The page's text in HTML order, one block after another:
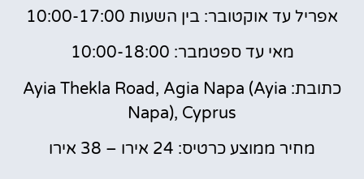
אפריל עד אוקטובר: בין השעות 10:00-17:00
מאי עד ספטמבר: 10:00-18:00
כתובת: Ayia Thekla Road, Agia Napa (Ayia
Napa), Cyprus
מחיר ממוצע כרטיס: 24 אירו – 38 אירו